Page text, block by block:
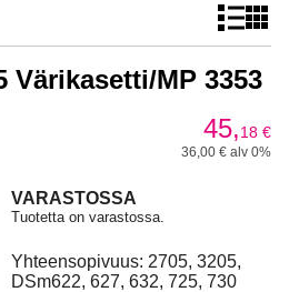
Värikasetti/MP 3353
45,18 €
36,00 € alv 0%
VARASTOSSA
Tuotetta on varastossa.
Yhteensopivuus: 2705, 3205,
DSm622, 627, 632, 725, 730